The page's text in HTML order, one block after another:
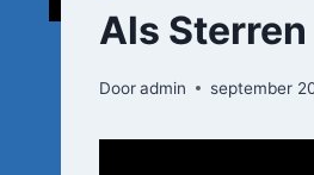
Als
Dooradmin september